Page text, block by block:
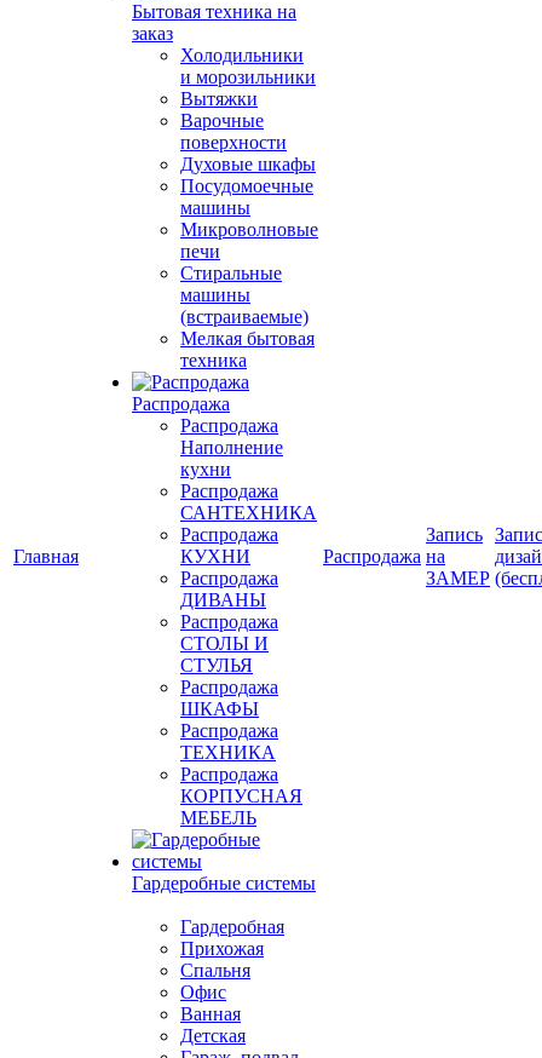
Главная
Бытовая техника на
заказ
Холодильники
и морозильники
Вытяжки
Варочные
поверхности
Духовые шкафы
Посудомоечные
машины
Микроволновые
печи
Стиральные
машины
(встраиваемые)
Мелкая бытовая
техника
Распродажа
Распродажа
Наполнение
кухни
Распродажа
САНТЕХНИКА
Распродажа
КУХНИ
Распродажа
ДИВАНЫ
Распродажа
СТОЛЫ И
СТУЛЬЯ
Распродажа
ШКАФЫ
Распродажа
ТЕХНИКА
Распродажа
КОРПУСНАЯ
МЕБЕЛЬ
Гардеробные системы
Гардеробная
Прихожая
Спальня
Офис
Ванная
Детская
Распродажа
Запись
на
ЗАМЕР